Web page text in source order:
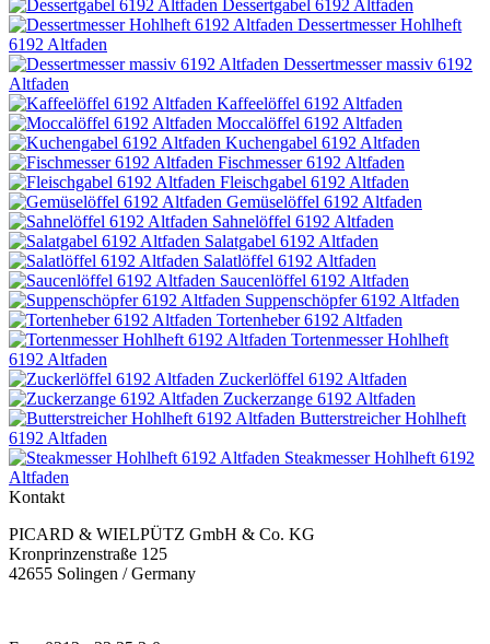
Dessertgabel 6192 Altfaden
Dessertmesser Hohlheft
6192 Altfaden
Dessertmesser massiv 6192
Altfaden
Kaffeelöffel 6192 Altfaden
Moccalöffel 6192 Altfaden
Kuchengabel 6192 Altfaden
Fischmesser 6192 Altfaden
Fleischgabel 6192 Altfaden
Gemüselöffel 6192 Altfaden
Sahnelöffel 6192 Altfaden
Salatgabel 6192 Altfaden
Salatlöffel 6192 Altfaden
Saucenlöffel 6192 Altfaden
Suppenschöpfer 6192 Altfaden
Tortenheber 6192 Altfaden
Tortenmesser Hohlheft
6192 Altfaden
Zuckerlöffel 6192 Altfaden
Zuckerzange 6192 Altfaden
Butterstreicher Hohlheft
6192 Altfaden
Steakmesser Hohlheft 6192
Altfaden
Kontakt
PICARD & WIELPÜTZ GmbH & Co. KG
Kronprinzenstraße 125
42655 Solingen / Germany